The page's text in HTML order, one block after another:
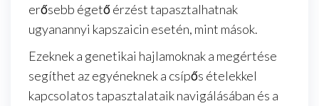
erősebb égető érzést tapasztalhatnak
ugyanannyi kapszaicin esetén, mint mások.
Ezeknek a genetikai hajlamoknak a megértése
segíthet az egyéneknek a csípős ételekkel
kapcsolatos tapasztalataik navigálásában és a